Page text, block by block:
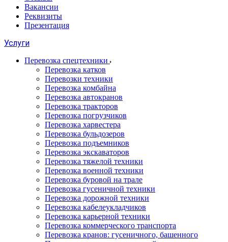
Вакансии
Реквизиты
Презентация
Услуги
Перевозка спецтехники
Перевозка катков
Перевозки техники
Перевозка комбайна
Перевозка автокранов
Перевозка тракторов
Перевозка погрузчиков
Перевозка харвестера
Перевозка бульдозеров
Перевозка подъемников
Перевозка экскаваторов
Перевозка тяжелой техники
Перевозка военной техники
Перевозка буровой на трале
Перевозка гусеничной техники
Перевозка дорожной техники
Перевозка кабелеукладчиков
Перевозка карьерной техники
Перевозка коммерческого транспорта
Перевозка кранов: гусеничного, башенного